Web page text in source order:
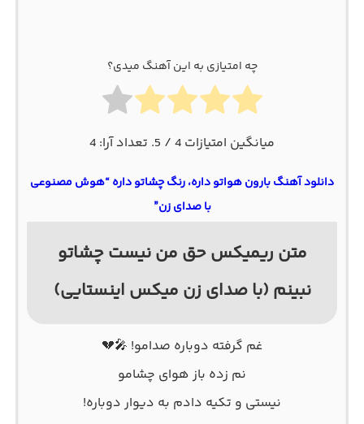
چه امتیازی به این آهنگ میدی؟
میانگین امتیازات 4 / 5. تعداد آرا: 4
دانلود آهنگ بارون هواتو داره، رنگ چشاتو داره “هوش مصنوعی
با صدای زن”
متن ریمیکس حق من نیست چشاتو
نبینم (با صدای زن میکس اینستایی)
غم گرفته دوباره صدامو! 🎤💔
نم زده باز هوای چشامو
نیستی و تکیه دادم به دیوار دوباره!